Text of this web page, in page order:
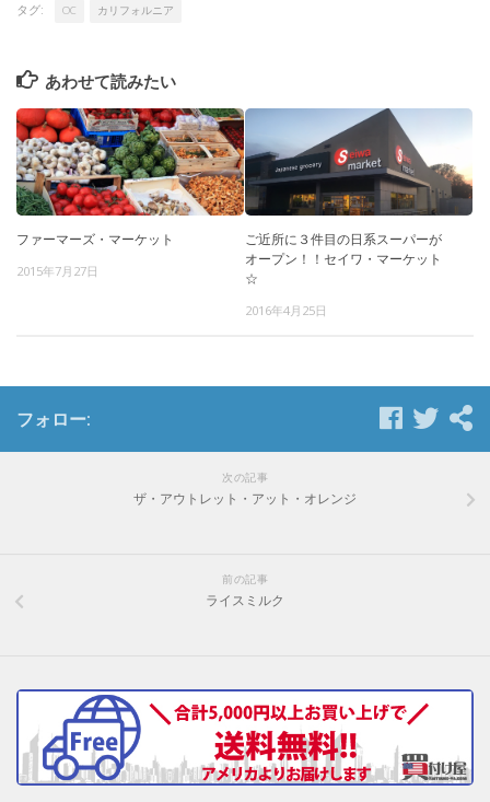
タグ: OC カリフォルニア
あわせて読みたい
ファーマーズ・マーケット
2015年7月27日
ご近所に３件目の日系スーパーが
オープン！！セイワ・マーケット
☆
2016年4月25日
フォロー:
次の記事
ザ・アウトレット・アット・オレンジ
前の記事
ライスミルク